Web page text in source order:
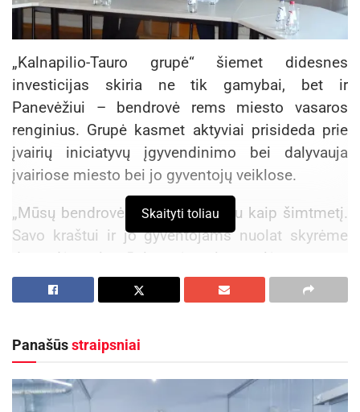
„Kalnapilio-Tauro grupė“ šiemet didesnes
investicijas skiria ne tik gamybai, bet ir
Panevėžiui – bendrovė rems miesto vasaros
renginius. Grupė kasmet aktyviai prisideda prie
įvairių iniciatyvų įgyvendinimo bei dalyvauja
įvairiose miesto bei jo gyventojų veiklose.
„Mūsų bendrovė gyvuoja daugiau kaip šimtmetį.
Savo kraštui ir jo gyventojams nuolat skyrėme
daug dėmesio, rūpinomės miesto plėtra – nuo
šiol tą darysime dar aktyviau, pradėdami nuo
Panevėžio vasaros renginių rėmimo“, – kalbėjo
Marijus Kirstukas.
Aktualios naujienos
Skaityti toliau
Panašūsstraipsniai